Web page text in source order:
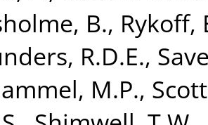
B., Rykoff,
R.D.E.,
M.P.,